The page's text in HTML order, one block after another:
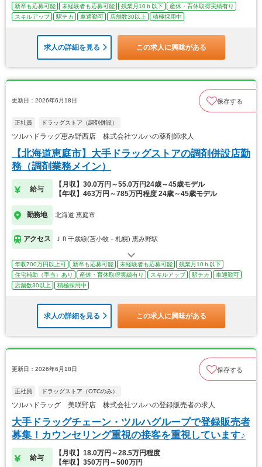
新卒も応募可能 未経験者も応募可能 残業月10ｈ以下
産休・育休取得実績有り
スキルアップ
駅チカ 車通勤可 店舗数30以上 積極採用中
求人の詳細を見る この求人に興味がある
更新日：2026年6月18日 保存する
正社員 ドラッグストア（調剤併設）
ツルハドラッグ恵み野西店 株式会社ツルハの薬剤師求人
【北海道恵庭市】大手ドラッグストアの調剤併設店勤
務（調剤業務メイン）
給与
【月収】30.0万円～55.0万円24歳～45歳モデル
【年収】463万円～785万円程度 24歳～45歳モデル
勤務地 北海道 恵庭市
アクセス ＪＲ千歳線(苫小牧－札幌) 恵み野駅
年収700万円以上可 新卒も応募可能 未経験者も応募可能
残業月10ｈ以下
住宅補助（手当）あり
産休・育休取得実績有り スキルアップ 駅チカ
車通勤可
店舗数30以上
積極採用中
求人の詳細を見る この求人に興味がある
更新日：2026年6月18日 保存する
正社員 ドラッグストア（OTCのみ）
ツルハドラッグ 美咲野店 株式会社ツルハの登録販売者の求人
大手ドラッグチェーン・ツルハグループで登録販売者
募集！カウンセリング重視の接客を重視しています♪
給与
【月収】18.0万円～28.5万円程度
【年収】350万円～500万円